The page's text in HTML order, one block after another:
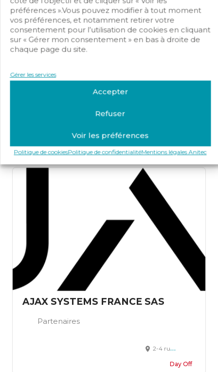
préférences ».Vous pouvez modifier à tout moment
vos préférences, et notamment retirer votre
consentement pour l’utilisation de cookies en cliquant
sur « Gérer mon consentement » en bas à droite de
chaque page du site.
Gérer les services
Accepter
Refuser
Voir les préférences
Politique de cookiesPolitique de confidentialitéMentions légales Anitec
AFLUDIA
AJAX SYSTEMS FRANCE SAS
Partenaires
2-4 rue Barye Paris 17
Day Off